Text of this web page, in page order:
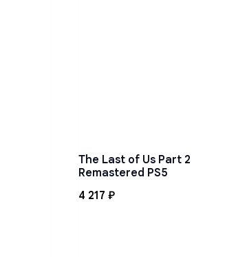
The Last of Us Part 2
Remastered PS5
4 217 ₽